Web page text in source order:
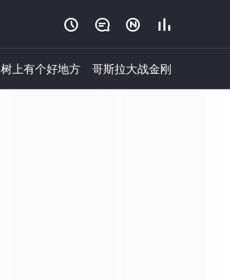
   
树上有个好地方 哥斯拉大战金刚